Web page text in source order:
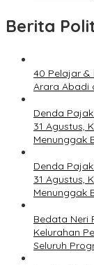
Berita
40 Pelajar &
Arara Abadi
Denda
31 Agustus,
Menunggak
Denda
31 Agustus,
Menunggak
Bedata Neri
Kelurahan
Seluruh